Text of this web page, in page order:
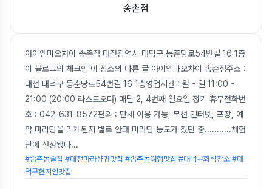
아이엠마오차이 송촌점 대전광역시 대덕구 동춘당로54번길 16 1층
이 블로그의 체크인 이 장소의 다른 글 아이엠마오차이 송촌점주소 :
대전 대덕구 동춘당로54번길 16 1층영업시간 : 월 - 일 11:00 -
21:00 (20:00 라스트오더) 매달 2, 4번째 일요일 정기 휴무전화번
호 : 042-631-8572편의 : 단체 이용 가능, 무선 인터넷, 포장, 예
약 마라탕을 먹게된지 별로 안돼 마라탕 농도가 찼던 중...........체험
단에 선정됐다...
#송촌동술집 #대전마라샹궈맛집 #송촌동여행맛집 #대덕구회식장소 #대
덕구현지인맛집